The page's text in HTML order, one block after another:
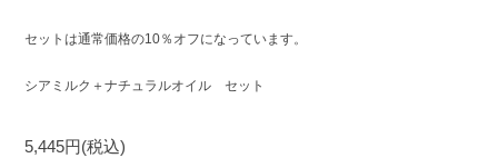
セットは通常価格の10％オフになっています。
シアミルク＋ナチュラルオイル セット
5,445円(税込)